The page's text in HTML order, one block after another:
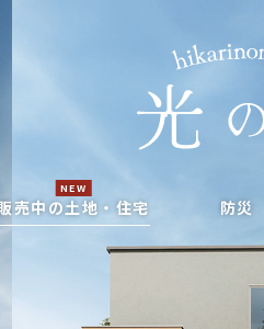
売中の土地・住宅
NEW
防災